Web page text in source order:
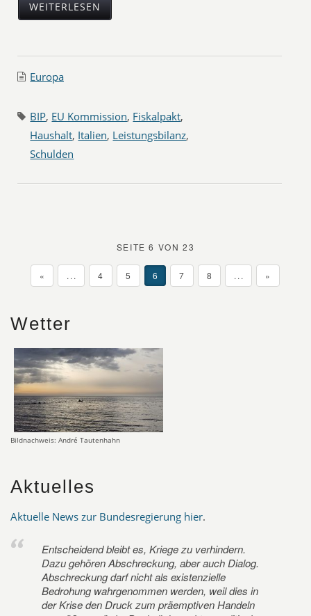
WEITERLESEN
Europa
BIP, EU Kommission, Fiskalpakt,
Haushalt, Italien, Leistungsbilanz,
Schulden
SEITE 6 VON 23
« ... 4 5 6 7 8 ... »
Wetter
Bildnachweis: André Tautenhahn
Aktuelles
Aktuelle News zur Bundesregierung hier.
Entscheidend bleibt es, Kriege zu verhindern.
Dazu gehören Abschreckung, aber auch Dialog.
Abschreckung darf nicht als existenzielle
Bedrohung wahrgenommen werden, weil dies in
der Krise den Druck zum präemptiven Handeln